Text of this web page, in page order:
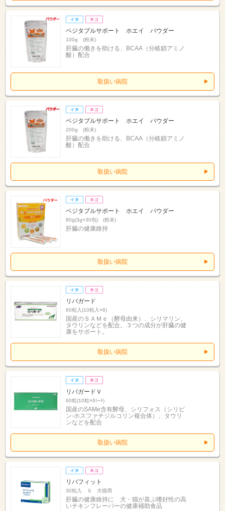
ベジタブルサポート ホエイ パウダー
100g (粉末)
肝臓の働きを助ける、BCAA（分岐鎖アミノ
酸）配合
取扱い病院
ベジタブルサポート ホエイ パウダー
200g (粉末)
肝臓の働きを助ける、BCAA（分岐鎖アミノ
酸）配合
取扱い病院
ベジタブルサポート ホエイ パウダー
90g(3g×30包) (粉末)
肝臓の健康維持
取扱い病院
リバガード
60粒入(10粒入×6)
国産のＳＡＭｅ（酵母由来）、シリマリン、
タウリンなどを配合。３つの成分が肝臓の健
康をサポート。
取扱い病院
リバガードＶ
60粒(10粒×6ｼｰﾄ)
国産のSAMe含有酵母、シリフォス（シリビ
ン-ホスファチジルコリン複合体）、タウリ
ンなどを配合
取扱い病院
リバフィット
30粒入 Ｓ 犬猫用
肝臓の健康維持に 犬・猫が喜ぶ嗜好性の高
いチキンフレーバーの健康補助食品